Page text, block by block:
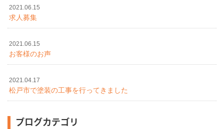
2021.06.15
求人募集
2021.06.15
お客様のお声
2021.04.17
松戸市で塗装の工事を行ってきました
ブログカテゴリ